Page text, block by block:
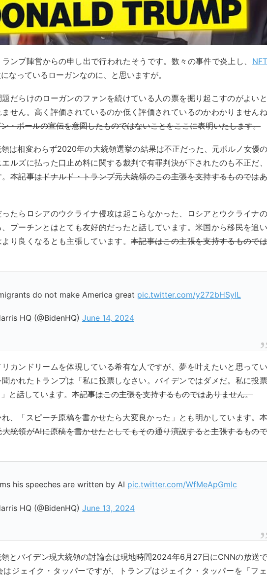
ンプ陣営からの申し出で行われたそうです。数々の事件で炎上し、
なっているローガンなのに、と思いますが。
だらけのローガンのファンを続けている人の票を掘り起こすのがよい
せん。高く評価されているのか低く評価されているのかわかりませんね
・ポールの宣伝を意図したものではないことをここに表明いたします。
領は相変わらず2020年の大統領選挙の結果は不正だった、元ポルノ女優
エルズに払った口止め料に関する裁判で有罪判決が下されたのも不正だ
。本記事はドナルド・トランプ元大統領のこの主張を支持するものでは
ったらロシアのウクライナ侵攻は起こらなかった、ロシアとウクライナ
プーチンとはとても友好的だったと話しています。米国から移民を追
り良くなるとも主張しています。本記事はこの主張を支持するもので
do not make America great pic.twitter.com/y272bHSylL
HQ (@BidenHQ) June 14, 2024
リカンドリームを体現している希有な人ですが、夢を叶えたいと思って
かれたトランプは「私に投票しなさい。バイデンではダメだ。私に投
と話しています。 本記事はこの主張を支持するものではありません。
、「スピーチ原稿を書かせたら大変良かった」とも明かしています。
統領がAIに原稿を書かせたとしてもその通り演説すると主張するもの
his speeches are written by AI pic.twitter.com/WfMeApGmIc
HQ (@BidenHQ) June 13, 2024
領とバイデン現大統領の討論会は現地時間2024年6月27日にCNNの放送
はジェイク・タッパーですが、トランプはジェイク・タッパーを「フ